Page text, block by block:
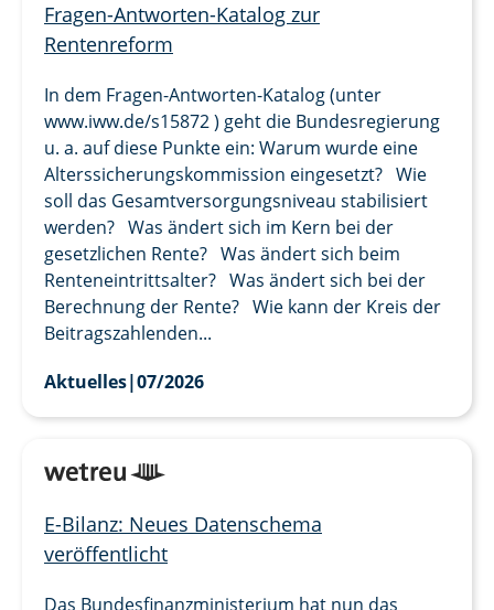
Fragen-Antworten-Katalog zur
Rentenreform
In dem Fragen-Antworten-Katalog (unter
www.iww.de/s15872 ) geht die Bundesregierung
u. a. auf diese Punkte ein: Warum wurde eine
Alterssicherungskommission eingesetzt? Wie
soll das Gesamtversorgungsniveau stabilisiert
werden? Was ändert sich im Kern bei der
gesetzlichen Rente? Was ändert sich beim
Renteneintrittsalter? Was ändert sich bei der
Berechnung der Rente? Wie kann der Kreis der
Beitragszahlenden...
Aktuelles|07/2026
E-Bilanz: Neues Datenschema
veröffentlicht
Das Bundesfinanzministerium hat nun das